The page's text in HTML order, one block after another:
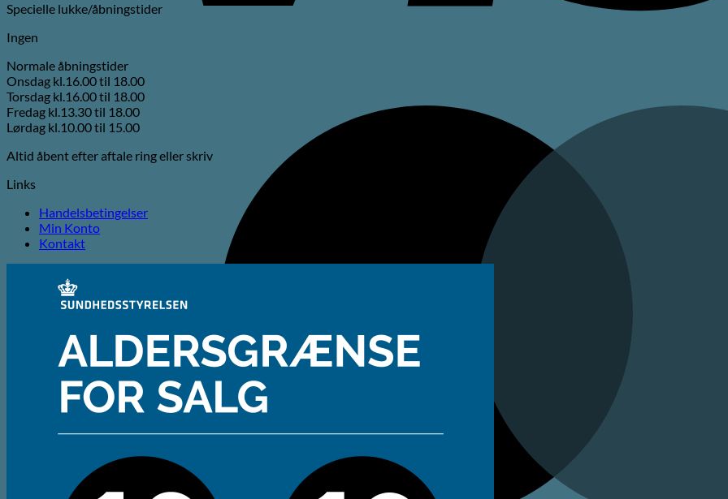
Specielle lukke/åbningstider
Ingen
Normale åbningstider
Onsdag kl.16.00 til 18.00
Torsdag kl.16.00 til 18.00
Fredag kl.13.30 til 18.00
Lørdag kl.10.00 til 15.00
Altid åbent efter aftale ring eller skriv
Links
Handelsbetingelser
Min Konto
Kontakt